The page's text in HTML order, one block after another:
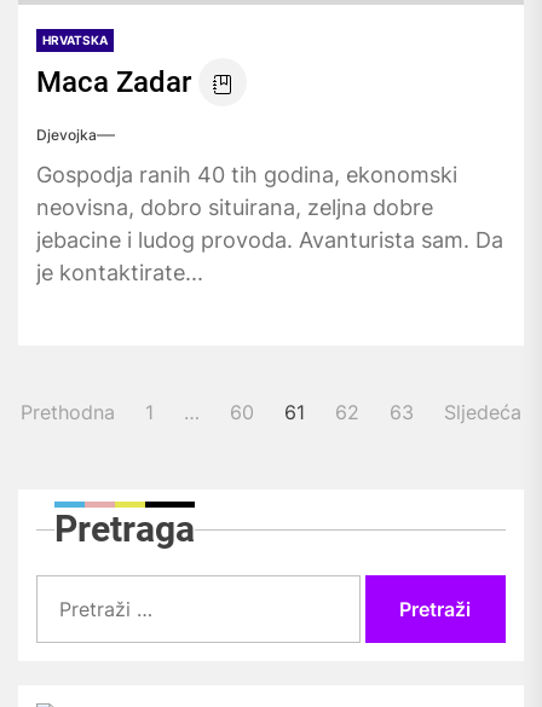
HRVATSKA
Maca Zadar
Djevojka
Gospodja ranih 40 tih godina, ekonomski
neovisna, dobro situirana, zeljna dobre
jebacine i ludog provoda. Avanturista sam. Da
je kontaktirate...
Brojevi
Prethodna 1 … 60 61 62 63 Sljedeća
Pretraga